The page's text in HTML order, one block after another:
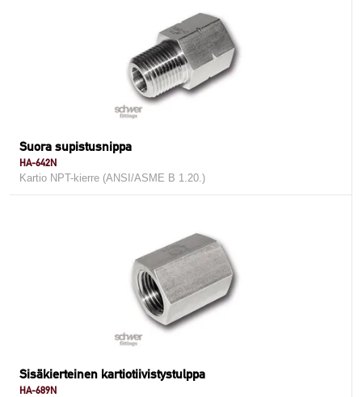
Suora supistusnippa
HA-642N
Kartio NPT-kierre (ANSI/ASME B 1.20.)
Sisäkierteinen kartiotiivistystulppa
HA-689N